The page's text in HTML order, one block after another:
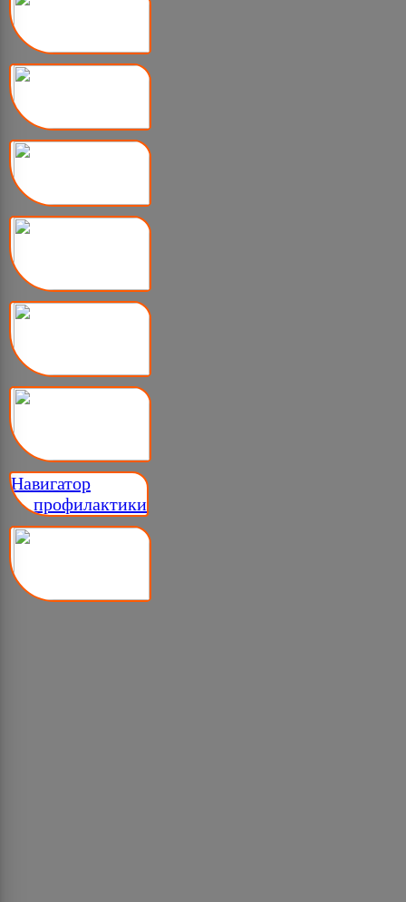
Навигатор
__ профилактики